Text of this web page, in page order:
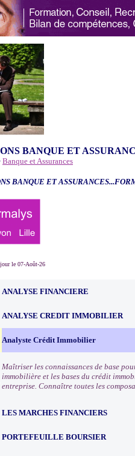
BANQUE ET
Banque et Assurances
BANQUE ET
le 07-Août-26
ANALYSE FINANCIERE
ANALYSE CREDIT IMMOBILIER
Analyste Crédit Immobilier
Maîtriser les connaissances de base
immobilière et les bases du crédit
entreprise. Connaître toutes les
LES MARCHES FINANCIERS
PORTEFEUILLE BOURSIER